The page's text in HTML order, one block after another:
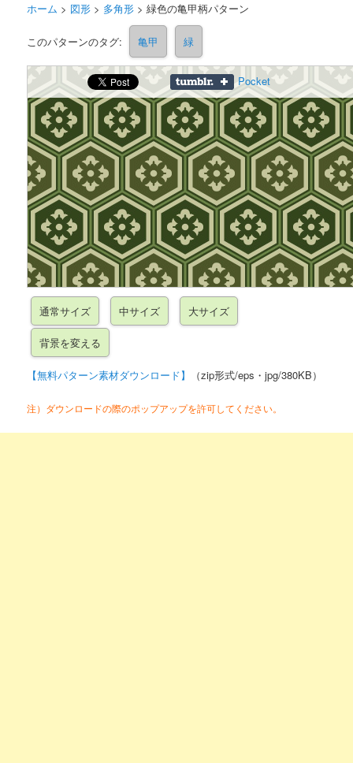
ホーム > 図形 > 多角形 >緑色の亀甲柄パターン
このパターンのタグ: 亀甲 緑
Pocket
【無料パターン素材ダウンロード】 （zip形式/eps・jpg/380KB）
注）ダウンロードの際のポップアップを許可してください。